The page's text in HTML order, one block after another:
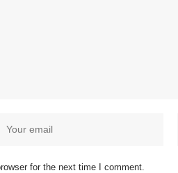
for the next time I comment.